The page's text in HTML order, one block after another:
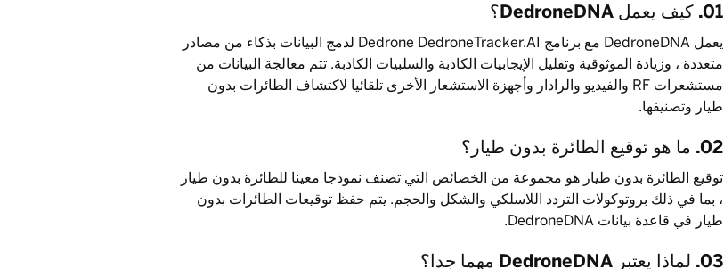
01. كيف يعمل DedroneDNA؟
يعمل DedroneDNA مع برنامج Dedrone DedroneTracker.AI لدمج البيانات بذكاء من مصادر
متعددة ، وزيادة الموثوقية وتقليل الإيجابيات الكاذبة والسلبيات الكاذبة. تتم معالجة البيانات من
مستشعرات RF والفيديو والرادار وأجهزة الاستشعار الأخرى تلقائيا لاكتشاف الطائرات بدون
طيار وتصنيفها.
02. ما هو توقيع الطائرة بدون طيار؟
توقيع الطائرة بدون طيار هو مجموعة من الخصائص التي تصنف نموذجا معينا للطائرة بدون طيار
، بما في ذلك بروتوكولات التردد اللاسلكي والشكل والحجم. يتم حفظ توقيعات الطائرات بدون
طيار في قاعدة بيانات DedroneDNA.
03. لماذا يعتبر DedroneDNA مهما جدا؟